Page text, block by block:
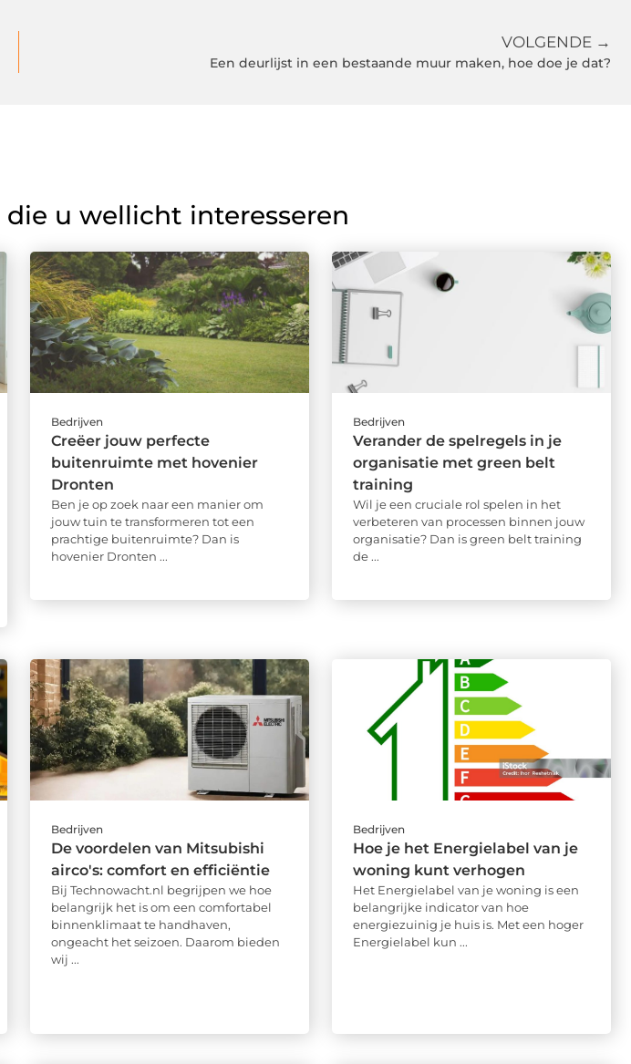
VOLGENDE →
Een deurlijst in een bestaande muur maken, hoe doe je dat?
die u wellicht interesseren
Bedrijven
Creëer jouw perfecte
buitenruimte met hovenier
Dronten
Ben je op zoek naar een manier om
jouw tuin te transformeren tot een
prachtige buitenruimte? Dan is
hovenier Dronten ...
Bedrijven
Verander de spelregels in je
organisatie met green belt
training
Wil je een cruciale rol spelen in het
verbeteren van processen binnen jouw
organisatie? Dan is green belt training
de ...
Bedrijven
De voordelen van Mitsubishi
airco's: comfort en efficiëntie
Bij Technowacht.nl begrijpen we hoe
belangrijk het is om een comfortabel
binnenklimaat te handhaven,
ongeacht het seizoen. Daarom bieden
wij ...
Bedrijven
Hoe je het Energielabel van je
woning kunt verhogen
Het Energielabel van je woning is een
belangrijke indicator van hoe
energiezuinig je huis is. Met een hoger
Energielabel kun ...